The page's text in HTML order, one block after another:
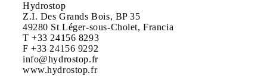
Hydrostop
Z.I. Des Grands Bois, BP 35
49280 St Léger-sous-Cholet, Francia
T +33 24156 8293
F +33 24156 9292
info@hydrostop.fr
www.hydrostop.fr